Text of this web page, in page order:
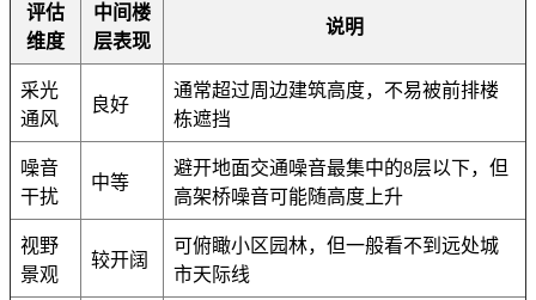
评估
维度
中间楼
层表现
说明
采光
通风
良好
通常超过周边建筑高度，不易被前排楼
栋遮挡
噪音
干扰
中等
避开地面交通噪音最集中的8层以下，但
高架桥噪音可能随高度上升
视野
景观
较开阔
可俯瞰小区园林，但一般看不到远处城
市天际线